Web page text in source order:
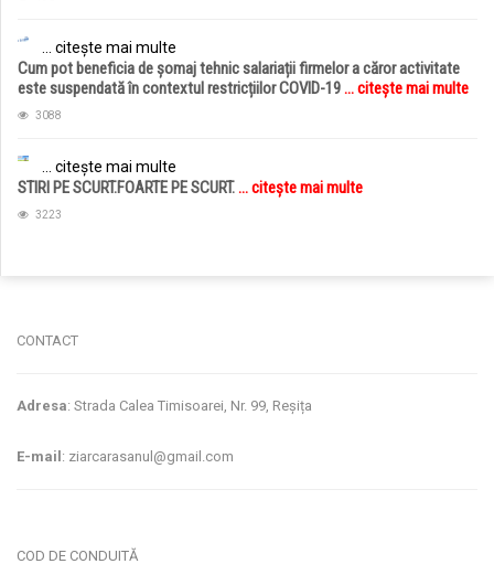
... citește mai multe
Cum pot beneficia de șomaj tehnic salariații firmelor a căror activitate
este suspendată în contextul restricțiilor COVID-19... citește mai multe
3088
... citește mai multe
STIRI PE SCURT.FOARTE PE SCURT.... citește mai multe
3223
CONTACT
Adresa: Strada Calea Timisoarei, Nr. 99, Reșița
E-mail : ziarcarasanul@gmail.com
COD DE CONDUITĂ